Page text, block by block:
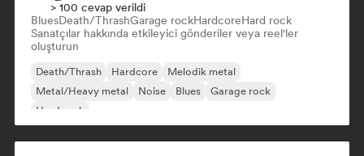
> 100 cevap verildi
BluesDeath/ThrashGarage rockHardcoreHard rock
Sanatçılar hakkında etkileyici gönderiler veya reel'ler
oluşturun
Death/Thrash Hardcore
Melodik metal
Metal/Heavy metal
Noise Blues
Garage rock
Hard rock